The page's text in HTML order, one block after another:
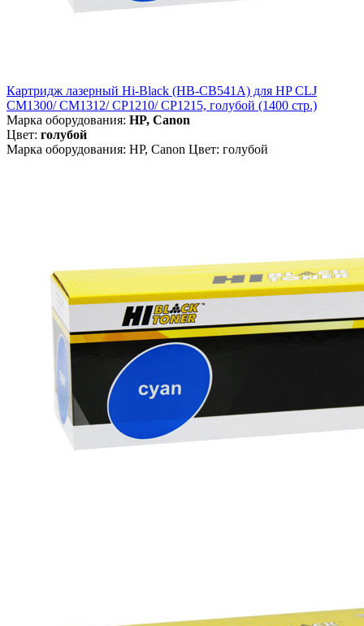
Картридж лазерный Hi-Black (HB-CB541A) для HP CLJ
CM1300/ CM1312/ CP1210/ CP1215, голубой (1400 стр.)
Марка оборудования: HP, Canon
Цвет: голубой
Марка оборудования: HP, Canon Цвет: голубой